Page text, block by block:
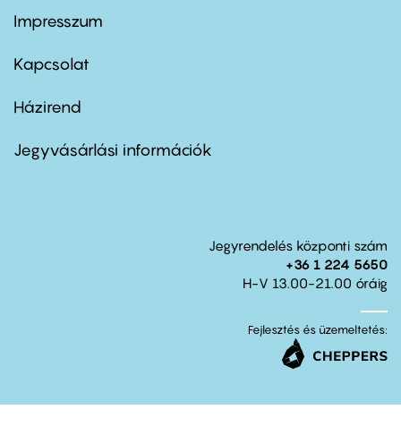
Footer
first
Impresszum
Kapcsolat
Footer
second
Házirend
Jegyvásárlási információk
Jegyrendelés központi szám
+36 1 224 5650
H-V 13.00-21.00 óráig
Fejlesztés és üzemeltetés: